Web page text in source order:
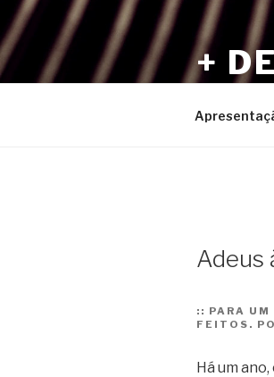
Pular
para
o
conteúdo
+
Adeus
:: PARA
FEITOS.
Há um